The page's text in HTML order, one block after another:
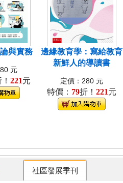
與實務
元
221元
邊緣教育學：寫給教育
新鮮人的導讀書
定價：280 元
特價： 79折！ 221元
社區發展季刊